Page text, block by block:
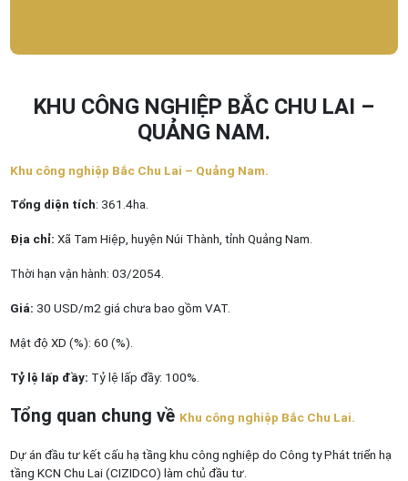
KHU CÔNG NGHIỆP BẮC CHU LAI –
QUẢNG NAM.
Khu công nghiệp Bắc Chu Lai – Quảng Nam.
Tổng diện tích: 361.4ha.
Địa chỉ: Xã Tam Hiệp, huyện Núi Thành, tỉnh Quảng Nam.
Thời hạn vận hành: 03/2054.
Giá: 30 USD/m2 giá chưa bao gồm VAT.
Mật độ XD (%): 60 (%).
Tỷ lệ lấp đầy: Tỷ lệ lấp đầy: 100%.
Tổng quan chung về Khu công nghiệp Bắc Chu Lai.
Dự án đầu tư kết cấu hạ tầng khu công nghiệp do Công ty Phát triển hạ
tầng KCN Chu Lai (CIZIDCO) làm chủ đầu tư.